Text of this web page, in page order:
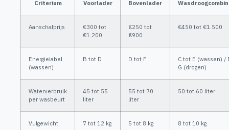
Criterium Voorlader Bovenlader
Aanschafprijs
€300 tot
€1.200
€250 tot
€900
€450 tot €1.500
Energielabel
(wassen)
B tot D D tot F
C tot E (wassen) /
G (drogen)
Waterverbruik
per wasbeurt
45 tot 55
liter
55 tot 70
liter
50 tot 60 liter
Vulgewicht
7 tot 12 kg 5 tot 8 kg 8 tot 10 kg